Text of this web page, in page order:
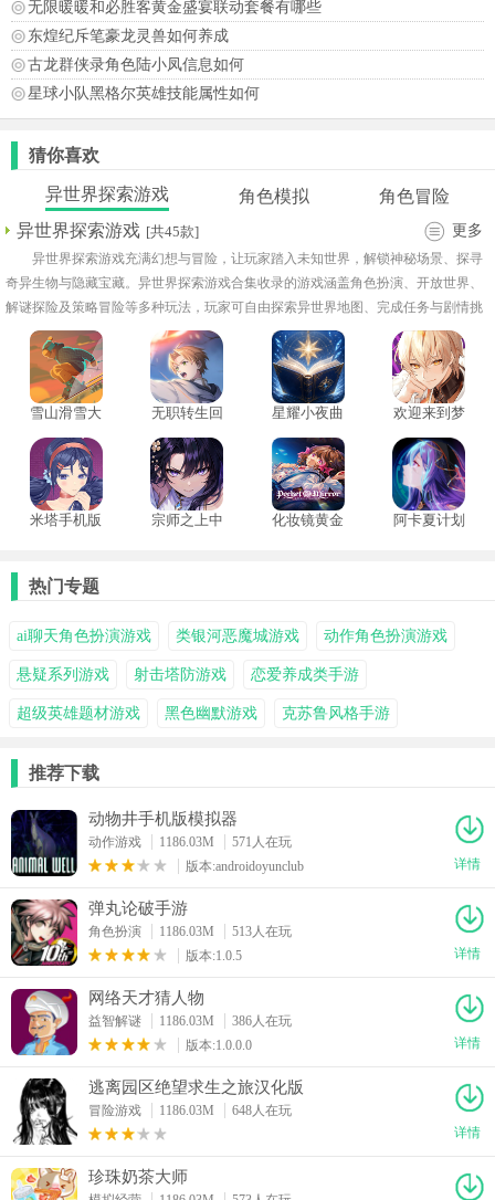
无限暖暖和必胜客黄金盛宴联动套餐有哪些
东煌纪斥笔豪龙灵兽如何养成
古龙群侠录角色陆小凤信息如何
星球小队黑格尔英雄技能属性如何
猜你喜欢
异世界探索游戏 角色模拟
角色冒险
异世界探索游戏 [共45款] 更多
异世界探索游戏充满幻想与冒险，让玩家踏入未知世界，解锁神秘场景、探寻
奇异生物与隐藏宝藏。异世界探索游戏合集收录的游戏涵盖角色扮演、开放世界、
解谜探险及策略冒险等多种玩法，玩家可自由探索异世界地图、完成任务与剧情挑
战。部分作品提供丰富的角色成长系统、技能升级、装备打造及互动剧情，让冒险
过程更具深度与趣味。
雪山滑雪大
无职转生回
星耀小夜曲
欢迎来到梦
米塔手机版
宗师之上中
化妆镜黄金
阿卡夏计划
热门专题
ai聊天角色扮演游戏 类银河恶魔城游戏 动作角色扮演游戏
悬疑系列游戏 射击塔防游戏 恋爱养成类手游
超级英雄题材游戏 黑色幽默游戏 克苏鲁风格手游
推荐下载
动物井手机版模拟器
动作游戏 1186.03M
571人在玩
版本:androidoyunclub
详情
弹丸论破手游
角色扮演 1186.03M
513人在玩
版本:1.0.5
详情
网络天才猜人物
益智解谜 1186.03M
386人在玩
版本:1.0.0.0
详情
逃离园区绝望求生之旅汉化版
冒险游戏 1186.03M
648人在玩
详情
珍珠奶茶大师